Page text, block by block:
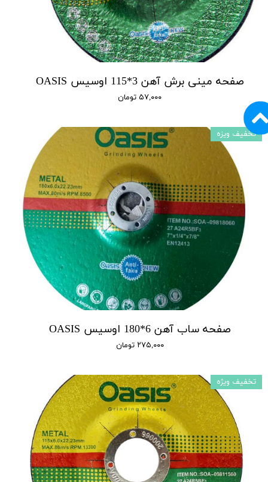
صفحه مینی برش آهن 3*115 اوسیس OASIS
۵۷,۰۰۰ تومان
صفحه ساب آهن 6*180 اوسیس OASIS
۲۷۵,۰۰۰ تومان
تخفیف ویزه
تخفیف ویژه